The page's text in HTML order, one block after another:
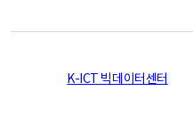
K-ICT 빅데이터센터